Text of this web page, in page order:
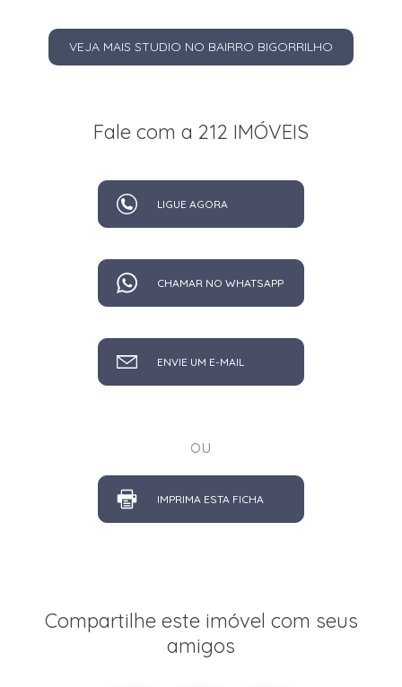
VEJA MAIS STUDIO NO BAIRRO BIGORRILHO
Fale com a 212 IMÓVEIS
LIGUE AGORA
CHAMAR NO WHATSAPP
ENVIE UM E-MAIL
ou
IMPRIMA ESTA FICHA
Compartilhe este imóvel com seus
amigos